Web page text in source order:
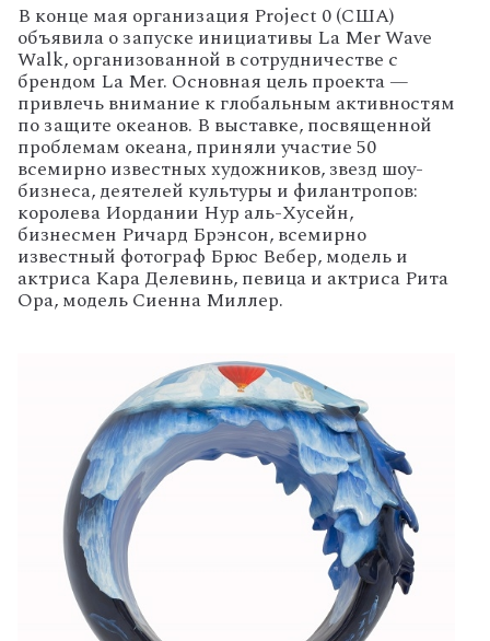
В конце мая организация Project 0 (США)
объявила о запуске инициативы La Mer Wave
Walk, организованной в сотрудничестве с
брендом La Mer. Основная цель проекта —
привлечь внимание к глобальным активностям
по защите океанов. В выставке, посвященной
проблемам океана, приняли участие 50
всемирно известных художников, звезд шоу-
бизнеса, деятелей культуры и филантропов:
королева Иордании Нур аль-Хусейн,
бизнесмен Ричард Брэнсон, всемирно
известный фотограф Брюс Вебер, модель и
актриса Кара Делевинь, певица и актриса Рита
Ора, модель Сиенна Миллер.